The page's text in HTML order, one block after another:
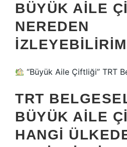
BÜYÜK AILE
NEREDEN
“Büyük Aile Çiftliği” TRT
TRT
BÜYÜK AILE
HANGI